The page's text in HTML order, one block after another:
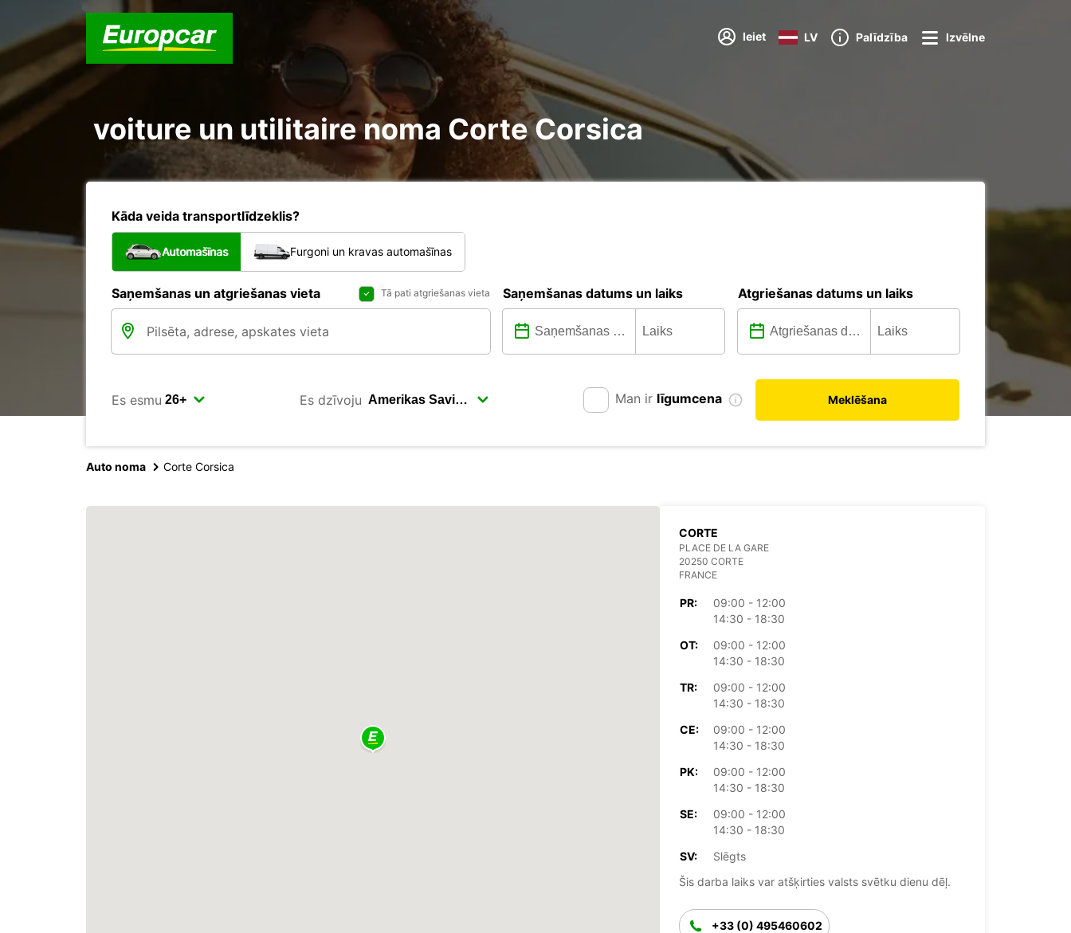
Ieiet LV Palīdzība Izvēlne
voiture un utilitaire noma Corte Corsica
Kāda veida transportlīdzeklis?
Automašīnas Furgoni un kravas automašīnas
Saņemšanas un atgriešanas vieta Tā pati atgriešanas vieta Saņemšanas datums un laiks Atgriešanas datums un laiks
Es esmu Es dzīvoju Man ir līgumcena Meklēšana
Auto noma Corte Corsica
CORTE
PLACE DE LA GARE
20250 CORTE
FRANCE
PR:
09:00 - 12:00
14:30 - 18:30
OT:
09:00 - 12:00
14:30 - 18:30
TR:
09:00 - 12:00
14:30 - 18:30
CE:
09:00 - 12:00
14:30 - 18:30
PK:
09:00 - 12:00
14:30 - 18:30
SE:
09:00 - 12:00
14:30 - 18:30
SV:
Slēgts
Šis darba laiks var atšķirties valsts svētku dienu dēļ.
+33 (0) 495460602